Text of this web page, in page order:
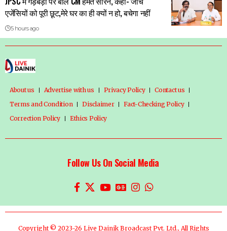
एजेंसियों को पूरी छूट,मेरे घर का ही क्यों न हो, बचेगा नहीं
5 hours ago
About us Advertise with us Privacy Policy
Contact us
Terms and Condition
Disclaimer
Fact-Checking Policy
Correction Policy
Ethics Policy
Follow Us On Social Media
Copyright © 2023-26 Live Dainik Broadcast Pvt. Ltd., All Rights